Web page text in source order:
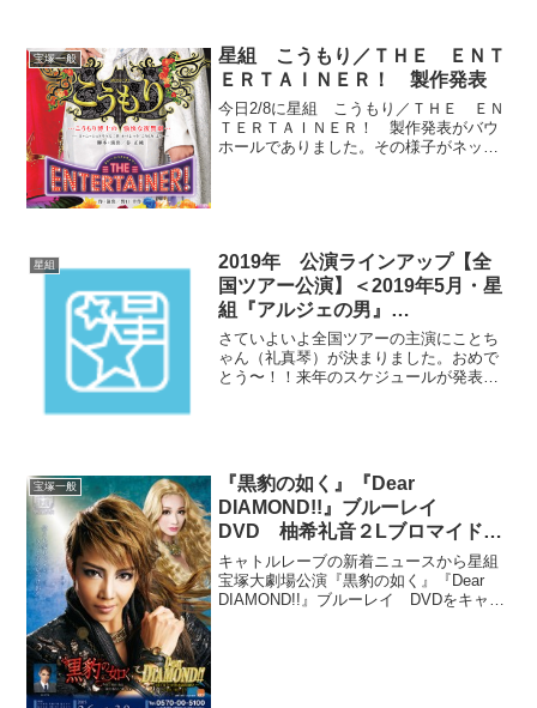
宝塚一般
星組 こうもり／ＴＨＥ ＥＮＴ
ＥＲＴＡＩＮＥＲ！ 製作発表
今日2/8に星組 こうもり／ＴＨＥ ＥＮ
ＴＥＲＴＡＩＮＥＲ！ 製作発表がバウ
ホールでありました。その様子がネット
星組
2019年 公演ラインアップ【全
国ツアー公演】＜2019年5月・星
組『アルジェの男』
『ESTRELLAS ～星たち～』＞
主演 礼真琴
さていよいよ全国ツアーの主演にことち
ゃん（礼真琴）が決まりました。おめで
とう〜！！来年のスケジュールが発表さ
宝塚一般
『黒豹の如く』『Dear
DIAMOND!!』ブルーレイ
DVD 柚希礼音２Lブロマイドプ
レゼントキャンペーン
キャトルレーブの新着ニュースから星組
宝塚大劇場公演『黒豹の如く』『Dear
DIAMOND!!』ブルーレイ DVDをキャト